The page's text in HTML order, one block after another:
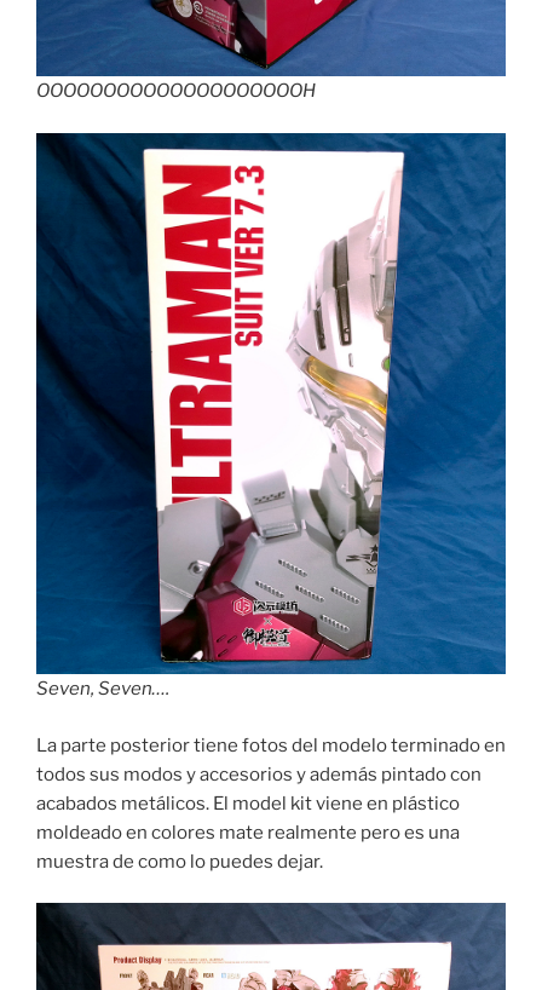
OOOOOOOOOOOOOOOOOOOOH
Seven, Seven….
La parte posterior tiene fotos del modelo terminado en
todos sus modos y accesorios y además pintado con
acabados metálicos. El model kit viene en plástico
moldeado en colores mate realmente pero es una
muestra de como lo puedes dejar.